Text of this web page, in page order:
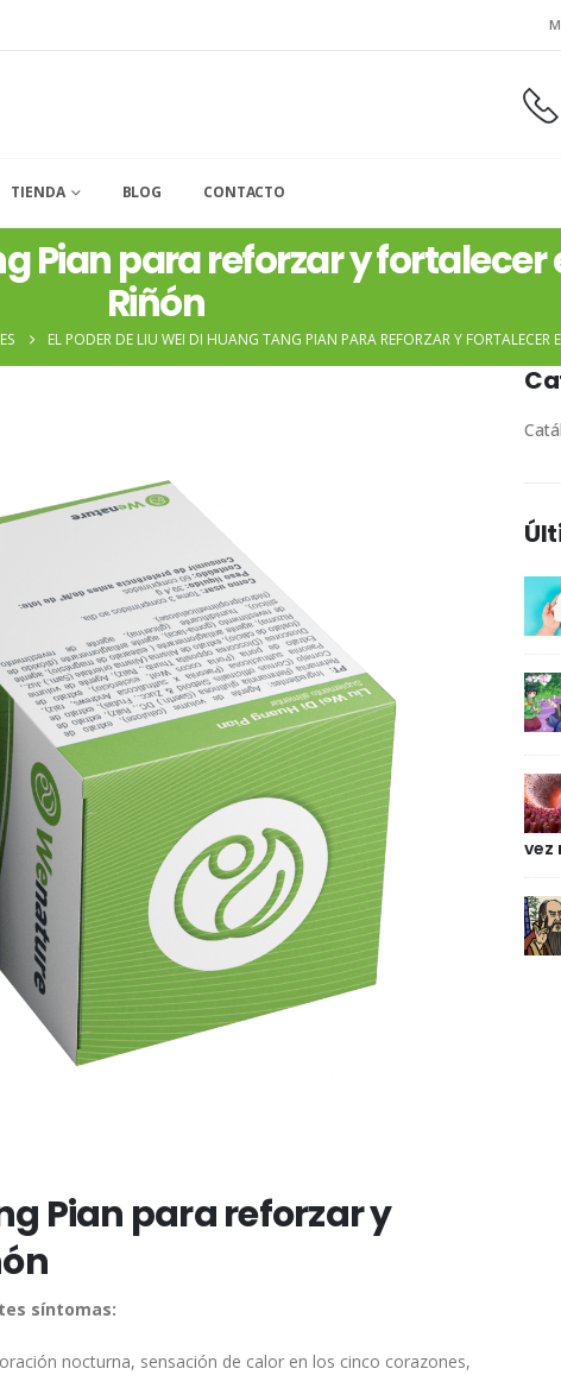
TIENDA BLOG CONTACTO
Pian para reforzar y fortalecer
Riñón
EL PODER DE LIU WEI DI HUANG TANG PIAN PARA REFORZAR Y
Pian para reforzar y
síntomas:
nocturna, sensación de calor en los cinco corazones,
vez